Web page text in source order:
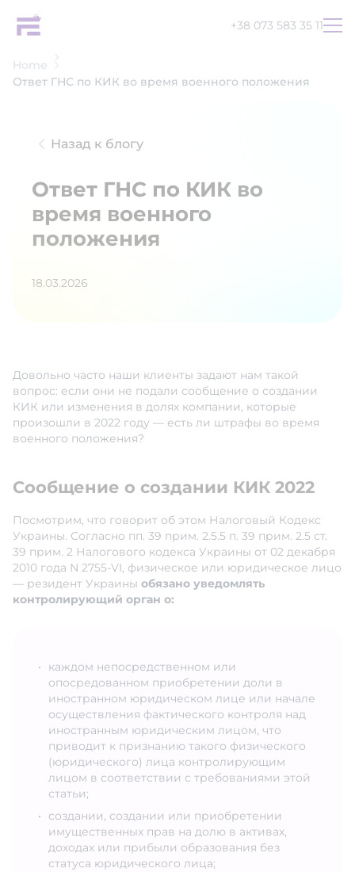
+38 073 583 35 11
Home
Ответ ГНС по КИК во время военного положения
Назад к блогу
Ответ ГНС по КИК во
время военного
положения
18.03.2026
Довольно часто наши клиенты задают нам такой
вопрос: если они не подали сообщение о создании
КИК или изменения в долях компании, которые
произошли в 2022 году — есть ли штрафы во время
военного положения?
Сообщение о создании КИК 2022
Посмотрим, что говорит об этом Налоговый Кодекс
Украины. Согласно пп. 39 прим. 2.5.5 п. 39 прим. 2.5 ст.
39 прим. 2 Налогового кодекса Украины от 02 декабря
2010 года N 2755-VI, физическое или юридическое лицо
— резидент Украины обязано уведомлять
контролирующий орган о:
каждом непосредственном или
опосредованном приобретении доли в
иностранном юридическом лице или начале
осуществления фактического контроля над
иностранным юридическим лицом, что
приводит к признанию такого физического
(юридического) лица контролирующим
лицом в соответствии с требованиями этой
статьи;
создании, создании или приобретении
имущественных прав на долю в активах,
доходах или прибыли образования без
статуса юридического лица;